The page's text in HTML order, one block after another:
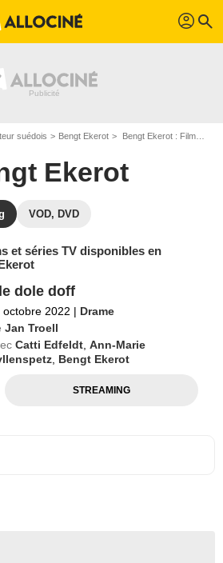
profil search
suédois Bengt Ekerot Bengt Ekerot : Films et séries online
Ekerot
VOD, DVD
et séries TV disponibles en
dole doff
octobre 2022 | Drame
Jan Troell
Catti Edfeldt ,Ann-Marie
Bengt Ekerot
STREAMING